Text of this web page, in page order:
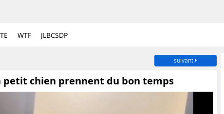
WTF JLBCSDP
suivant
petit chien prennent du bon temps